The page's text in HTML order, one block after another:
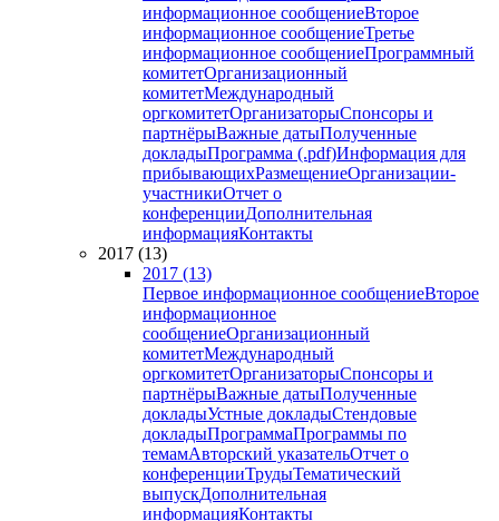
информационное сообщениеВторое
информационное сообщениеТретье
информационное сообщениеПрограммный
комитетОрганизационный
комитетМеждународный
оргкомитетОрганизаторыСпонсоры и
партнёрыВажные датыПолученные
докладыПрограмма (.pdf)Информация для
прибывающихРазмещениеОрганизации-
участникиОтчет о
конференцииДополнительная
информацияКонтакты
2017 (13)
2017 (13)
Первое информационное сообщениеВторое
информационное
сообщениеОрганизационный
комитетМеждународный
оргкомитетОрганизаторыСпонсоры и
партнёрыВажные датыПолученные
докладыУстные докладыСтендовые
докладыПрограммаПрограммы по
темамАвторский указательОтчет о
конференцииТрудыТематический
выпускДополнительная
информацияКонтакты